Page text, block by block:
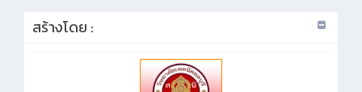
สร้างโดย :